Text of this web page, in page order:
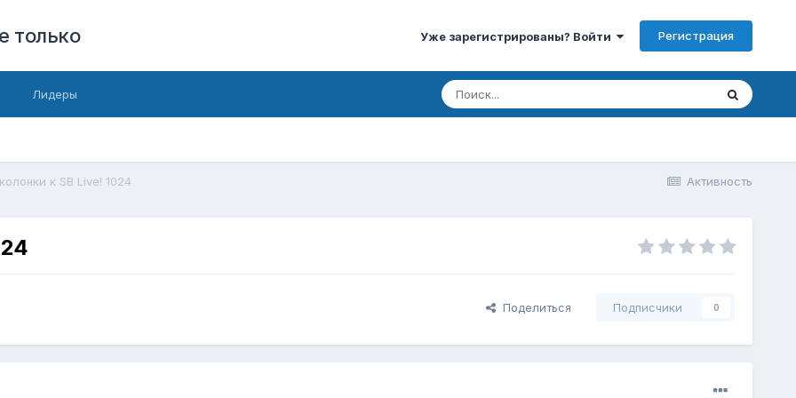
только Уже зарегистрированы? Войти Регистрация
Лидеры
Активность
к SB Live! 1024
Поделиться Подписчики 0